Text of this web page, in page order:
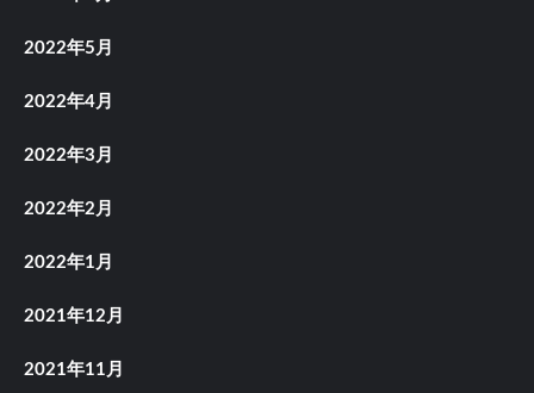
2022年5月
2022年4月
2022年3月
2022年2月
2022年1月
2021年12月
2021年11月